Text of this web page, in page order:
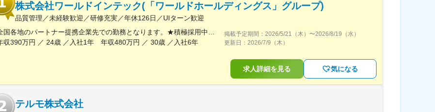
株式会社ワールドインテック(「ワールドホールディングス」グループ)
品質管理／未経験歓迎／研修充実／年休126日／UIターン歓迎
全国各地のパートナー提携企業先での勤務となります。★積極採用中エリア東京・神奈川・千葉・埼玉・大阪・京都・滋賀・兵庫・愛知・三重・福岡※北海道・沖縄県を除く45都府県に多彩なプロジェクトを用意。※勤務地は希望を最大限考慮して決定します。※U・Iターン歓迎！住宅補助あり（月6万7000円まで会社補助）＼NEW！エリア制度導入／全国でスキルを伸ばしたい方も、好きな場所で研究をしたい方も、ご希望をお聞かせください！詳細は選考時にご案内いたします。【配属先企業の一例】中外製薬株式会社中外製薬工業株式会社株式会社明治堺化学工業株式会社日本化薬株式会社日東電工株式会社 豊橋事業所ニプロファーマ株式会社 大舘工場株式会社カネカ株式会社DNPファインケミカル宇都宮株式会社中外医科学研究所東邦チタニウム株式会社高田製薬株式会社株式会社理研ジェネシス株式会社マテリアルゲート三井化学EMS株式会社株式会社エネコート 他
収390万円 ／ 24歳 ／入社1年 年収480万円 ／ 30歳 ／入社6年
掲載予定期間： 2026/5/21（木） 〜2026/8/19（水）
更新日： 2026/7/9（木）
求人詳細を見る 気になる
テルモ株式会社